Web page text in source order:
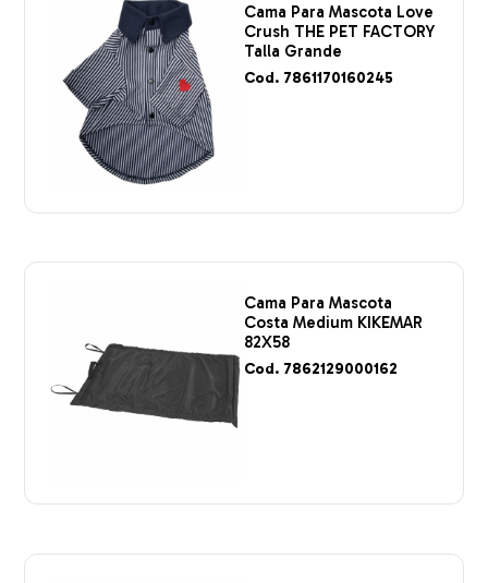
Cama Para Mascota Love
Crush THE PET FACTORY
Talla Grande
Cod. 7861170160245
Cama Para Mascota
Costa Medium KIKEMAR
82X58
Cod. 7862129000162